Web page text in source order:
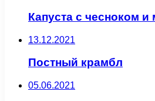
Капуста с чесноком
13.12.2021
Постный крамбл
05.06.2021